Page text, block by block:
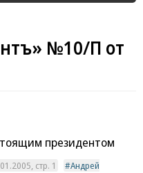
№10/П от
президентом
стр. 1
Андрей